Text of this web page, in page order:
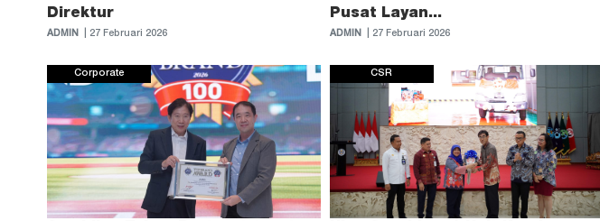
Direktur
ADMIN | 27 Februari 2026
Pusat Layan...
ADMIN| 27 Februari 2026
Corporate CSR